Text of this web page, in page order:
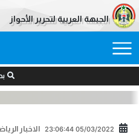
الجبهة العربية لتحرير الأحواز
05/03/2022 23:06:44 الاخبار